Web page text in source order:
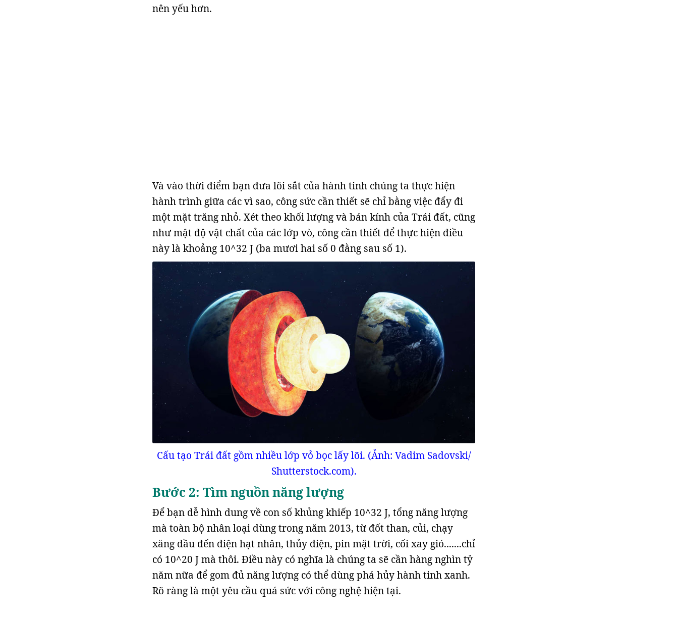
nên yếu hơn.
Và vào thời điểm bạn đưa lõi sắt của hành tinh chúng ta thực hiện
hành trình giữa các vì sao, công sức cần thiết sẽ chỉ bằng việc đẩy đi
một mặt trăng nhỏ. Xét theo khối lượng và bán kính của Trái đất, cũng
như mật độ vật chất của các lớp vò, công cần thiết để thực hiện điều
này là khoảng 10^32 J (ba mươi hai số 0 đằng sau số 1).
Cấu tạo Trái đất gồm nhiều lớp vỏ bọc lấy lõi. (Ảnh: Vadim Sadovski/
Shutterstock.com).
Bước 2: Tìm nguồn năng lượng
Để bạn dễ hình dung về con số khủng khiếp 10^32 J, tổng năng lượng
mà toàn bộ nhân loại dùng trong năm 2013, từ đốt than, củi, chạy
xăng dầu đến điện hạt nhân, thủy điện, pin mặt trời, cối xay gió.......chỉ
có 10^20 J mà thôi. Điều này có nghĩa là chúng ta sẽ cần hàng nghìn tỷ
năm nữa để gom đủ năng lượng có thể dùng phá hủy hành tinh xanh.
Rõ ràng là một yêu cầu quá sức với công nghệ hiện tại.